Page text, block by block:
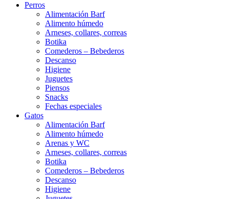
Perros
Alimentación Barf
Alimento húmedo
Arneses, collares, correas
Botika
Comederos – Bebederos
Descanso
Higiene
Juguetes
Piensos
Snacks
Fechas especiales
Gatos
Alimentación Barf
Alimento húmedo
Arenas y WC
Arneses, collares, correas
Botika
Comederos – Bebederos
Descanso
Higiene